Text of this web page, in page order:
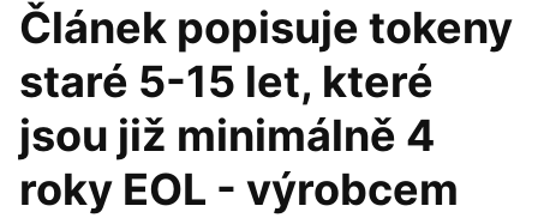
Článek popisuje tokeny
staré 5-15 let, které
jsou již minimálně 4
roky EOL - výrobcem